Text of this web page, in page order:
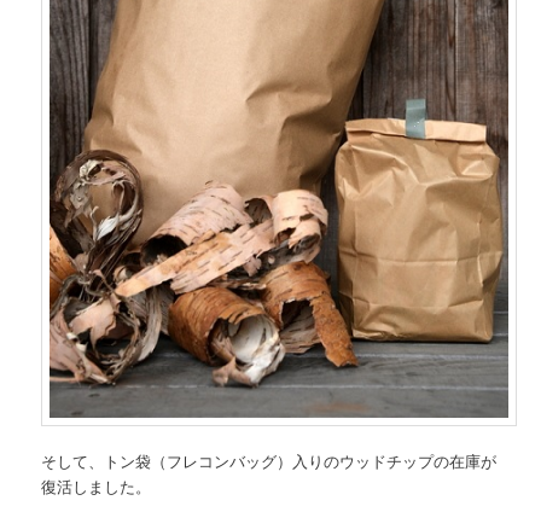
そして、トン袋（フレコンバッグ）入りのウッドチップの在庫が
復活しました。